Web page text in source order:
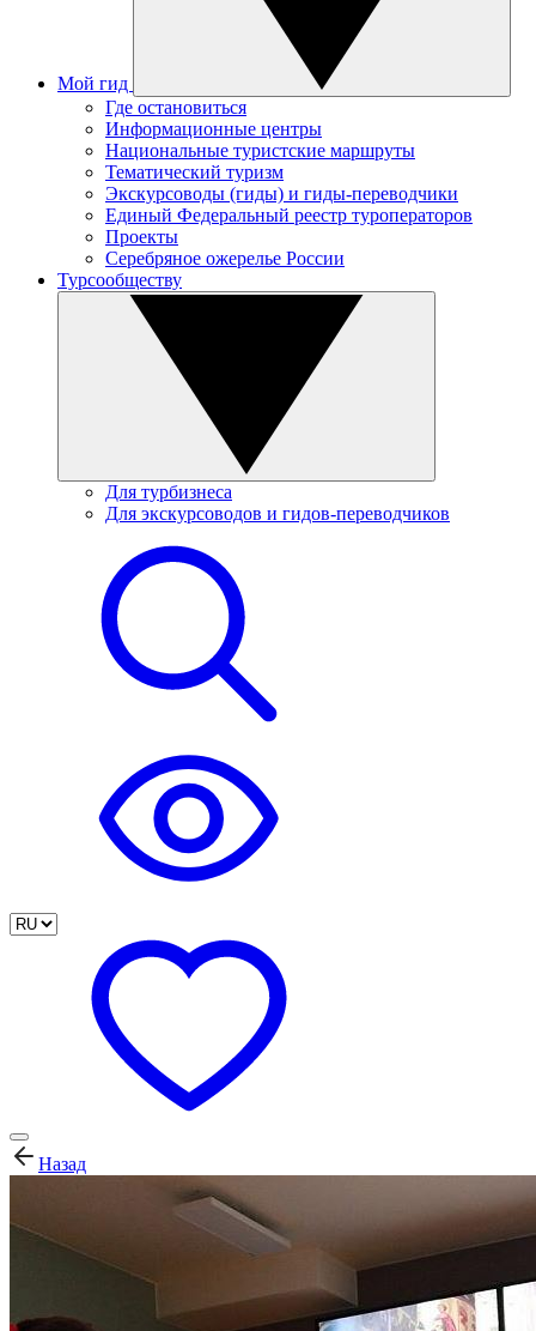
Мой гид
Где остановиться
Информационные центры
Национальные туристские маршруты
Тематический туризм
Экскурсоводы (гиды) и гиды-переводчики
Единый Федеральный реестр туроператоров
Проекты
Серебряное ожерелье России
Турсообществу
Для турбизнеса
Для экскурсоводов и гидов-переводчиков
Назад